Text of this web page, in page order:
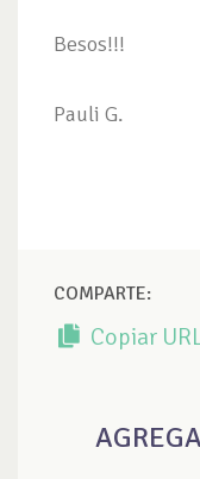
Besos!!!
Pauli G.
COMPARTE:
Copiar